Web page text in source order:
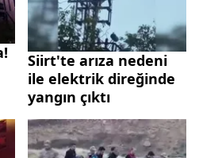
Siirt'te arıza nedeni
ile elektrik direğinde
yangın çıktı